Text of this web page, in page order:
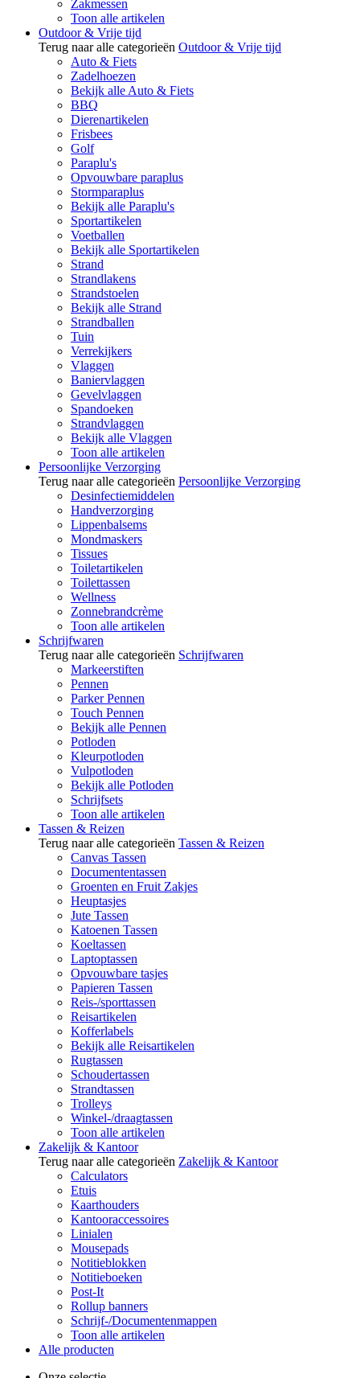
Zakmessen
Toon alle artikelen
Outdoor & Vrije tijd
Terug naar alle categorieën Outdoor & Vrije tijd
Auto & Fiets
Zadelhoezen
Bekijk alle Auto & Fiets
BBQ
Dierenartikelen
Frisbees
Golf
Paraplu's
Opvouwbare paraplus
Stormparaplus
Bekijk alle Paraplu's
Sportartikelen
Voetballen
Bekijk alle Sportartikelen
Strand
Strandlakens
Strandstoelen
Bekijk alle Strand
Strandballen
Tuin
Verrekijkers
Vlaggen
Baniervlaggen
Gevelvlaggen
Spandoeken
Strandvlaggen
Bekijk alle Vlaggen
Toon alle artikelen
Persoonlijke Verzorging
Terug naar alle categorieën Persoonlijke Verzorging
Desinfectiemiddelen
Handverzorging
Lippenbalsems
Mondmaskers
Tissues
Toiletartikelen
Toilettassen
Wellness
Zonnebrandcrème
Toon alle artikelen
Schrijfwaren
Terug naar alle categorieën Schrijfwaren
Markeerstiften
Pennen
Parker Pennen
Touch Pennen
Bekijk alle Pennen
Potloden
Kleurpotloden
Vulpotloden
Bekijk alle Potloden
Schrijfsets
Toon alle artikelen
Tassen & Reizen
Terug naar alle categorieën Tassen & Reizen
Canvas Tassen
Documententassen
Groenten en Fruit Zakjes
Heuptasjes
Jute Tassen
Katoenen Tassen
Koeltassen
Laptoptassen
Opvouwbare tasjes
Papieren Tassen
Reis-/sporttassen
Reisartikelen
Kofferlabels
Bekijk alle Reisartikelen
Rugtassen
Schoudertassen
Strandtassen
Trolleys
Winkel-/draagtassen
Toon alle artikelen
Zakelijk & Kantoor
Terug naar alle categorieën Zakelijk & Kantoor
Calculators
Etuis
Kaarthouders
Kantooraccessoires
Linialen
Mousepads
Notitieblokken
Notitieboeken
Post-It
Rollup banners
Schrijf-/Documentenmappen
Toon alle artikelen
Alle producten